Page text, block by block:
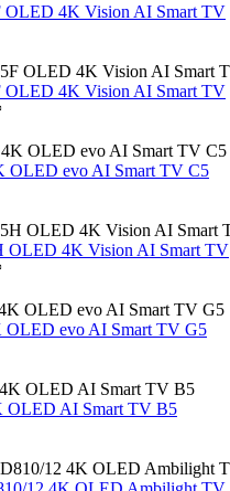
OLED 4K Vision AI Smart TV
OLED 4K Vision AI Smart TV
OLED evo AI Smart TV C5
OLED 4K Vision AI Smart TV
evo AI Smart TV G5
OLED AI Smart TV B5